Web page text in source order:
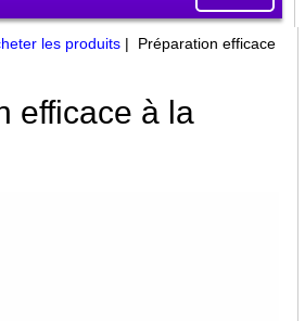
les produits | Préparation efficace
efficace à la